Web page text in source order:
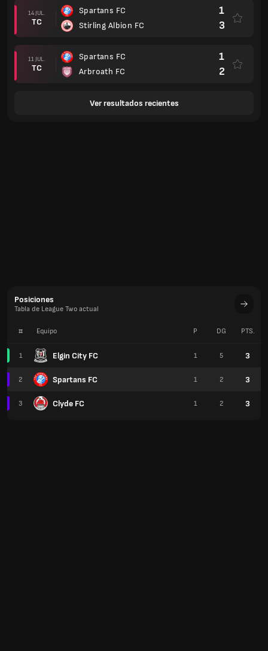
14 JUL.
TC
Spartans FC
Stirling Albion FC
1
3
11 JUL.
TC
Spartans FC
Arbroath FC
1
2
Ver resultados recientes
Posiciones
Tabla de League Two actual
# Equipo
1 Elgin City FC
2 Spartans FC
3 Clyde FC
P DG PTS.
1 5 3
1 2 3
1 2 3